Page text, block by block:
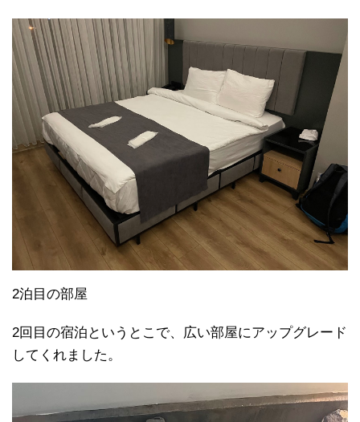
2泊目の部屋
2回目の宿泊というとこで、広い部屋にアップグレード
してくれました。